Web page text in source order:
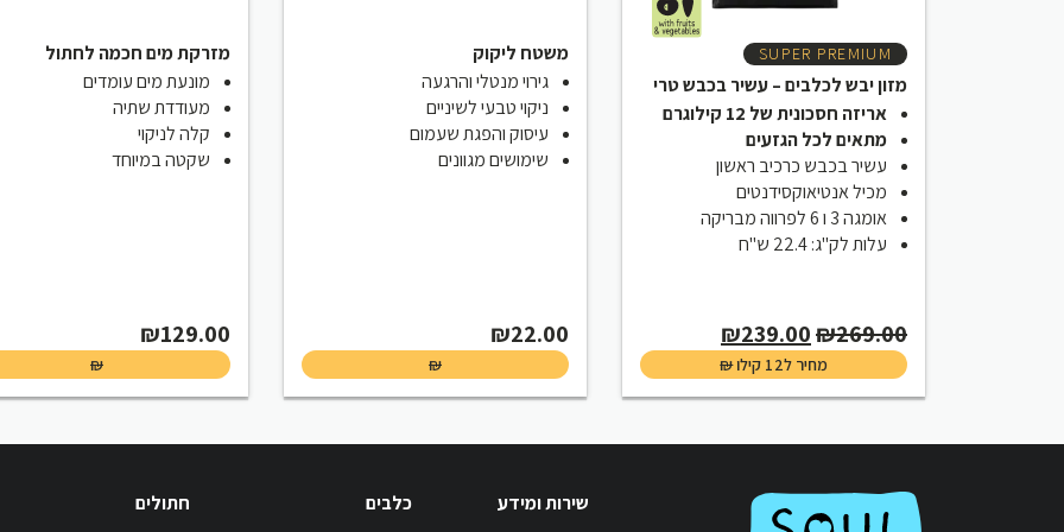
SUPER PREMIUM
מזון יבש לכלבים – עשיר בכבש טרי
אריזה חסכונית של 12 קילוגרם
מתאים לכל הגזעים
עשיר בכבש כרכיב ראשון
מכיל אנטיאוקסידנטים
אומגה 3 ו 6 לפרווה מבריקה
עלות לק"ג: 22.4 ש"ח
₪269.00
Original
price
was:
₪239.00
price
is:
מחיר ל12 קילו ₪
משטח ליקוק
גירוי מנטלי והרגעה
ניקוי טבעי לשיניים
עיסוק והפגת שעמום
שימושים מגוונים
₪22.00
₪
מזרקת מים חכמה לחתול
מונעת מים עומדים
מעודדת שתיה
קלה לניקוי
שקטה במיוחד
₪129.00
₪
שירות ומידע כלבים חתולים